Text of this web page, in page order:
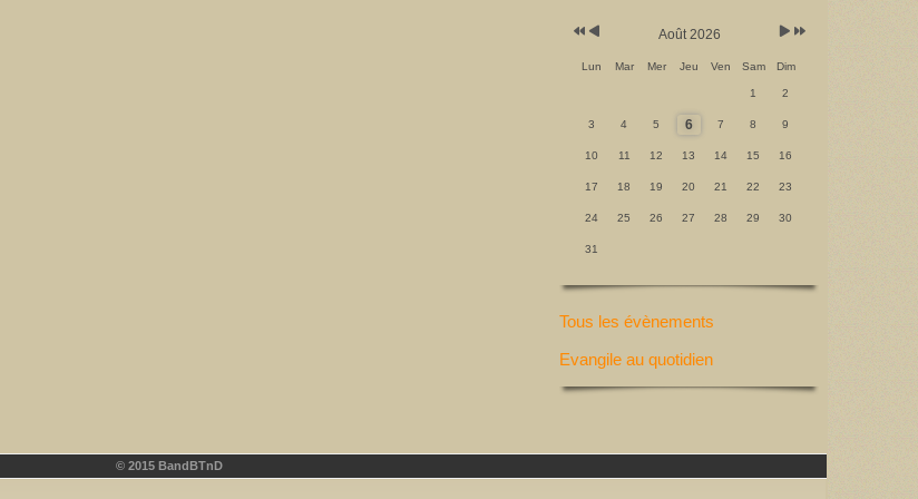
Août 2026
Lun Mar Mer Jeu Ven Sam Dim
1 2
3 4 5 6 7 8 9
10 11 12 13 14 15 16
17 18 19 20 21 22 23
24 25 26 27 28 29 30
31
Tous les évènements
Evangile au quotidien
© 2015 BandBTnD